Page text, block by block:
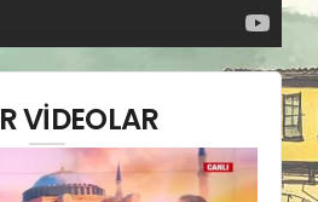
VİDEOLAR